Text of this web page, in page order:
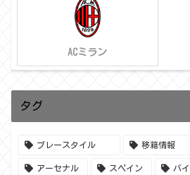
ACミラン
タグ
プレースタイル 移籍情報
アーセナル スペイン バ